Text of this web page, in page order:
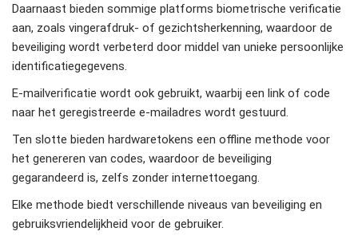
Daarnaast bieden sommige platforms biometrische verificatie
aan, zoals vingerafdruk- of gezichtsherkenning, waardoor de
beveiliging wordt verbeterd door middel van unieke persoonlijke
identificatiegegevens.
E-mailverificatie wordt ook gebruikt, waarbij een link of code
naar het geregistreerde e-mailadres wordt gestuurd.
Ten slotte bieden hardwaretokens een offline methode voor
het genereren van codes, waardoor de beveiliging
gegarandeerd is, zelfs zonder internettoegang.
Elke methode biedt verschillende niveaus van beveiliging en
gebruiksvriendelijkheid voor de gebruiker.